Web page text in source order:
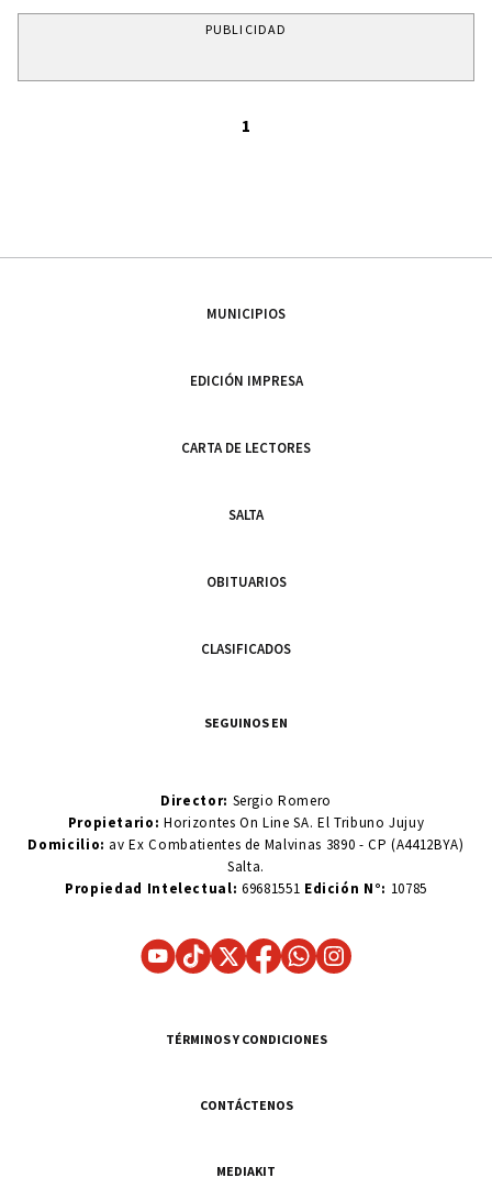
PUBLICIDAD
1
MUNICIPIOS
EDICIÓN IMPRESA
CARTA DE LECTORES
SALTA
OBITUARIOS
CLASIFICADOS
SEGUINOS EN
Director: Sergio Romero
Propietario:Horizontes On Line SA. El Tribuno Jujuy
Domicilio: av Ex Combatientes de Malvinas 3890 - CP (A4412BYA)
Salta.
Propiedad Intelectual: 69681551 Edición N°: 10785
TÉRMINOS Y CONDICIONES
CONTÁCTENOS
MEDIAKIT